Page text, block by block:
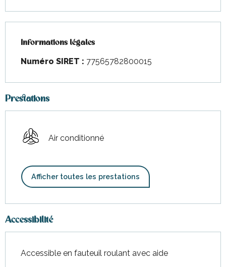
Informations légales
Informations légales
Numéro SIRET : 77565782800015
Prestations
Air conditionné
Afficher toutes les prestations
Accessibilité
Accessible en fauteuil roulant avec aide